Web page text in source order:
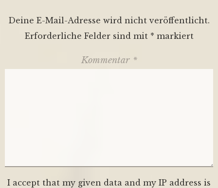
Deine E-Mail-Adresse wird nicht veröffentlicht.
Erforderliche Felder sind mit * markiert
Kommentar *
I accept that my given data and my IP address is